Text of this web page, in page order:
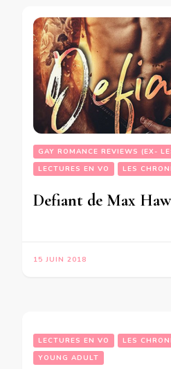
GAY ROMANCE REVIEWS (EX-
LECTURES EN VO
LES
Defiant de Max
15 JUIN 2018
LECTURES EN VO
LES
YOUNG ADULT